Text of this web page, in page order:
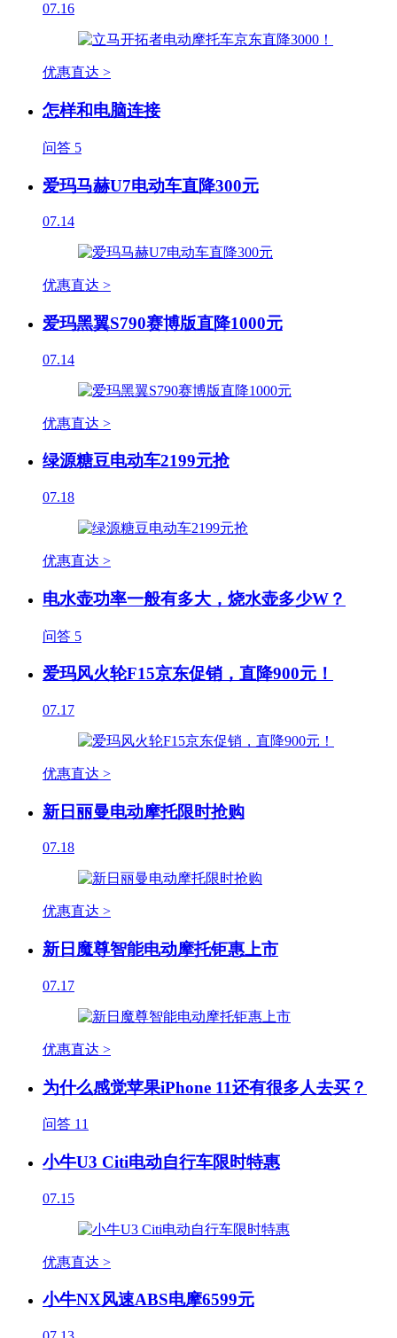
07.16
优惠直达 >
怎样和电脑连接
问答 5
爱玛马赫U7电动车直降300元
07.14
优惠直达 >
爱玛黑翼S790赛博版直降1000元
07.14
优惠直达 >
绿源糖豆电动车2199元抢
07.18
优惠直达 >
电水壶功率一般有多大，烧水壶多少W？
问答 5
爱玛风火轮F15京东促销，直降900元！
07.17
优惠直达 >
新日丽曼电动摩托限时抢购
07.18
优惠直达 >
新日魔尊智能电动摩托钜惠上市
07.17
优惠直达 >
为什么感觉苹果iPhone 11还有很多人去买？
问答 11
小牛U3 Citi电动自行车限时特惠
07.15
优惠直达 >
小牛NX风速ABS电摩6599元